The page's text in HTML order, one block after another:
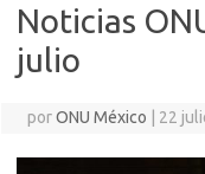
Noticias
julio
porONU México 22